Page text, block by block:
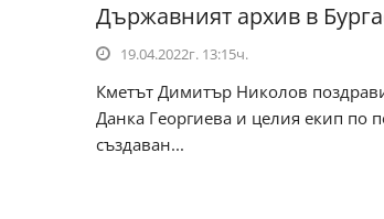
Държавният архив в
19.04.2022г. 13:15ч.
Кметът Димитър Николов
Данка Георгиева и целия екип по
създаван...